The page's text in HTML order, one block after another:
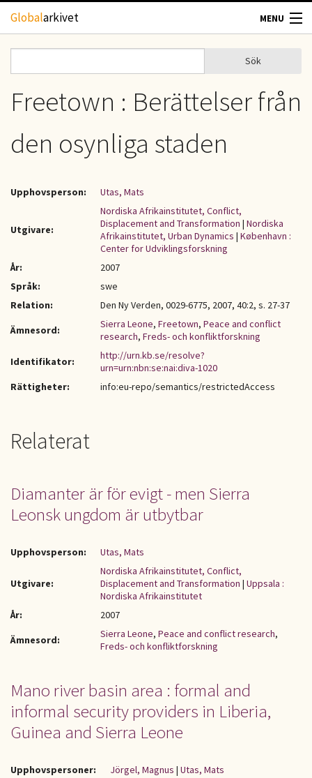
Hoppa till huvudinnehåll
Globalarkivet MENU
TIDSKRIFTER
Sökformulär
Sök
Freetown : Berättelser från
den osynliga staden
Upphovsperson: Utas, Mats
Utgivare:
Nordiska Afrikainstitutet, Conflict,
Displacement and Transformation | Nordiska
Afrikainstitutet, Urban Dynamics | København :
Center for Udviklingsforskning
År:
2007
Språk:
swe
Relation:
Den Ny Verden, 0029-6775, 2007, 40:2, s. 27-37
Ämnesord:
Sierra Leone, Freetown, Peace and conflict
research, Freds- och konfliktforskning
Identifikator:
http://urn.kb.se/resolve?
urn=urn:nbn:se:nai:diva-1020
Rättigheter:
info:eu-repo/semantics/restrictedAccess
Relaterat
Diamanter är för evigt - men Sierra
Leonsk ungdom är utbytbar
Upphovsperson: Utas, Mats
Utgivare:
Nordiska Afrikainstitutet, Conflict,
Displacement and Transformation | Uppsala :
Nordiska Afrikainstitutet
År:
2007
Ämnesord:
Sierra Leone, Peace and conflict research,
Freds- och konfliktforskning
Mano river basin area : formal and
informal security providers in Liberia,
Guinea and Sierra Leone
Upphovspersoner: Jörgel, Magnus | Utas, Mats